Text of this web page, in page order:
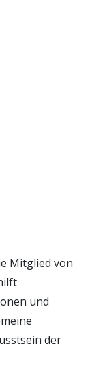
Mitglied von
und
der